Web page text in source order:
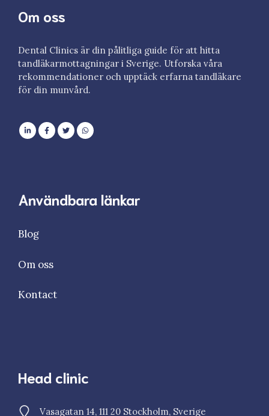
Om oss
Dental Clinics är din pålitliga guide för att hitta
tandläkarmottagningar i Sverige. Utforska våra
rekommendationer och upptäck erfarna tandläkare
för din munvård.
Användbara länkar
Blog
Om oss
Kontact
Head clinic
Vasagatan 14, 111 20 Stockholm, Sverige